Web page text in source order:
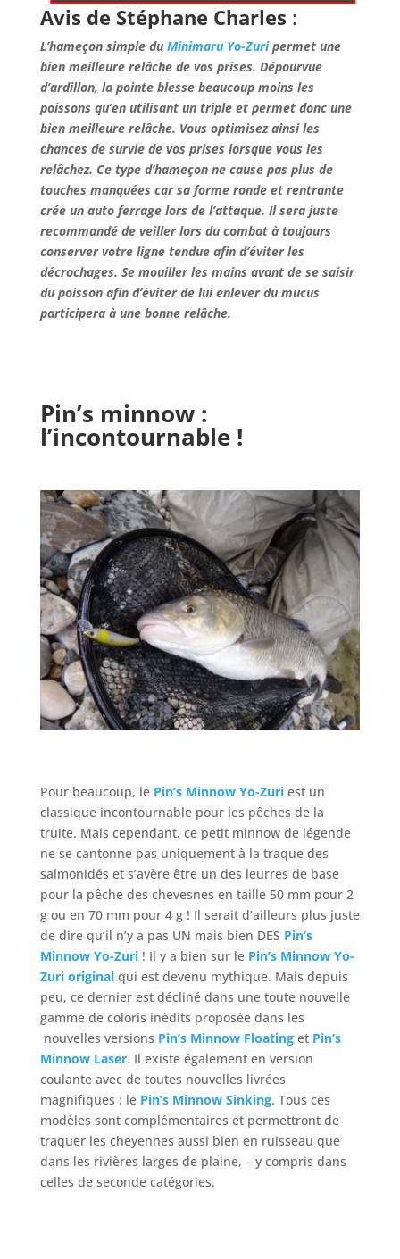
Avis de Stéphane Charles :
L’hameçon simple du Minimaru Yo-Zuripermet une
bien meilleure relâche de vos prises. Dépourvue
d’ardillon, la pointe blesse beaucoup moins les
poissons qu’en utilisant un triple et permet donc une
bien meilleure relâche. Vous optimisez ainsi les
chances de survie de vos prises lorsque vous les
relâchez. Ce type d’hameçon ne cause pas plus de
touches manquées car sa forme ronde et rentrante
crée un auto ferrage lors de l’attaque. Il sera juste
recommandé de veiller lors du combat à toujours
conserver votre ligne tendue afin d’éviter les
décrochages. Se mouiller les mains avant de se saisir
du poisson afin d’éviter de lui enlever du mucus
participera à une bonne relâche.
Pin’s minnow :
l’incontournable !
Pour beaucoup, le Pin’s Minnow Yo-Zuri est un
classique incontournable pour les pêches de la
truite. Mais cependant, ce petit minnow de légende
ne se cantonne pas uniquement à la traque des
salmonidés et s’avère être un des leurres de base
pour la pêche des chevesnes en taille 50 mm pour 2
g ou en 70 mm pour 4 g ! Il serait d’ailleurs plus juste
de dire qu’il n’y a pas UN mais bien DES Pin’s
Minnow Yo-Zuri! Il y a bien sur le Pin’s Minnow Yo-
Zuri original qui est devenu mythique. Mais depuis
peu, ce dernier est décliné dans une toute nouvelle
gamme de coloris inédits proposée dans les
nouvelles versions Pin’s Minnow Floating et Pin’s
Minnow Laser. Il existe également en version
coulante avec de toutes nouvelles livrées
magnifiques : le Pin’s Minnow Sinking. Tous ces
modèles sont complémentaires et permettront de
traquer les cheyennes aussi bien en ruisseau que
dans les rivières larges de plaine, – y compris dans
celles de seconde catégories.